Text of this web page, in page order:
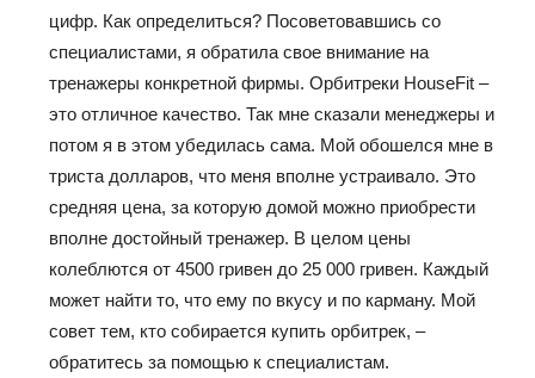
цифр. Как определиться? Посоветовавшись со
специалистами, я обратила свое внимание на
тренажеры конкретной фирмы. Орбитреки HouseFit –
это отличное качество. Так мне сказали менеджеры и
потом я в этом убедилась сама. Мой обошелся мне в
триста долларов, что меня вполне устраивало. Это
средняя цена, за которую домой можно приобрести
вполне достойный тренажер. В целом цены
колеблются от 4500 гривен до 25 000 гривен. Каждый
может найти то, что ему по вкусу и по карману. Мой
совет тем, кто собирается купить орбитрек, –
обратитесь за помощью к специалистам.